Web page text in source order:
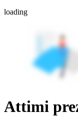
loading
Attimi